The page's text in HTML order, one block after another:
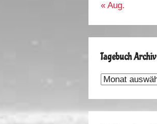
« Aug.
Tagebuch Archiv
Tagebuch